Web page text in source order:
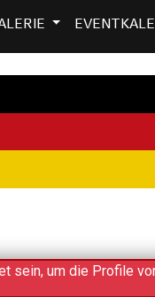
sein, um die Profile